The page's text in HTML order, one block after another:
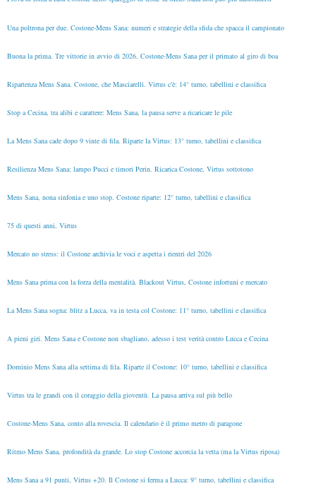
Una poltrona per due. Costone-Mens Sana: numeri e strategie della sfida che spacca il campionato
Buona la prima. Tre vittorie in avvio di 2026, Costone-Mens Sana per il primato al giro di boa
Ripartenza Mens Sana. Costone, che Masciarelli. Virtus c'è: 14° turno, tabellini e classifica
Stop a Cecina, tra alibi e carattere: Mens Sana, la pausa serve a ricaricare le pile
La Mens Sana cade dopo 9 vinte di fila. Riparte la Virtus: 13° turno, tabellini e classifica
Resilienza Mens Sana: lampo Pucci e timori Perin. Ricarica Costone, Virtus sottotono
Mens Sana, nona sinfonia e uno stop. Costone riparte: 12° turno, tabellini e classifica
75 di questi anni, Virtus
Mercato no stress: il Costone archivia le voci e aspetta i rientri del 2026
Mens Sana prima con la forza della mentalità. Blackout Virtus, Costone infortuni e mercato
La Mens Sana sogna: blitz a Lucca, va in testa col Costone: 11° turno, tabellini e classifica
A pieni giri. Mens Sana e Costone non sbagliano, adesso i test verità contro Lucca e Cecina
Dominio Mens Sana alla settima di fila. Riparte il Costone: 10° turno, tabellini e classifica
Virtus tra le grandi con il coraggio della gioventù. La pausa arriva sul più bello
Costone-Mens Sana, conto alla rovescia. Il calendario è il primo metro di paragone
Ritmo Mens Sana, profondità da grande. Lo stop Costone accorcia la vetta (ma la Virtus riposa)
Mens Sana a 91 punti, Virtus +20. Il Costone si ferma a Lucca: 9° turno, tabellini e classifica